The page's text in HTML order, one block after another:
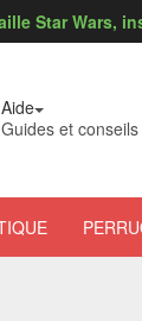
Star Wars,
Aide
Guides et conseils